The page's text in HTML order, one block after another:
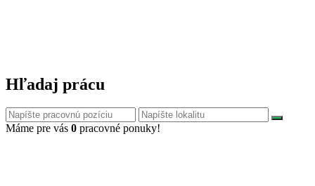
Hľadaj prácu
Máme pre vás 0 pracovné ponuky!